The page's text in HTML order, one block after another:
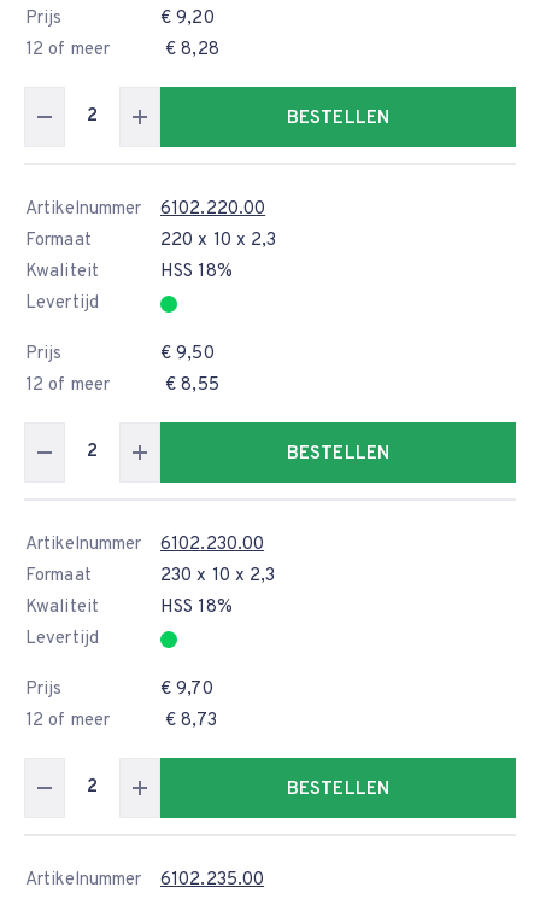
Prijs
€ 9,20
12 of meer
€ 8,28
BESTELLEN
Artikelnummer
6102.220.00
Formaat
220 x 10 x 2,3
Kwaliteit
HSS 18%
Levertijd
Prijs
€ 9,50
12 of meer
€ 8,55
BESTELLEN
Artikelnummer
6102.230.00
Formaat
230 x 10 x 2,3
Kwaliteit
HSS 18%
Levertijd
Prijs
€ 9,70
12 of meer
€ 8,73
BESTELLEN
Artikelnummer
6102.235.00